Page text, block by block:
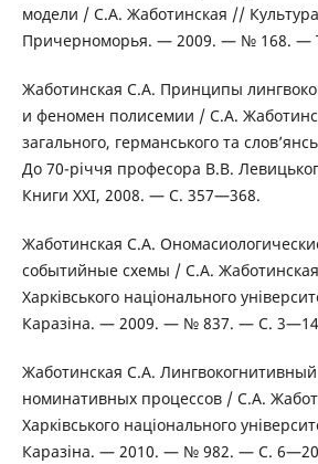
модели / С.А. Жаботинская //
Причерноморья. — 2009. — № 168. —
Жаботинская С.А. Принципы
и феномен полисемии / С.А.
загального, германського та
До 70-річчя професора В.В.
Книги ХХІ, 2008. — С. 357—368.
Жаботинская С.А.
событийные схемы / С.А.
Харківського національного
Каразіна. — 2009. — № 837. — С.
Жаботинская С.А.
номинативных процессов / С.А.
Харківського національного
Каразіна. — 2010. — № 982. — С.